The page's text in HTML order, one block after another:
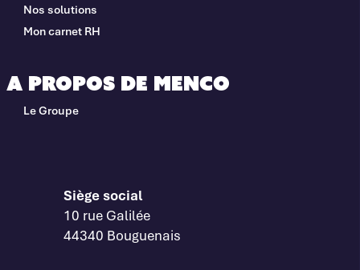
Nos solutions
Mon carnet RH
A propos de Menco
Le Groupe
Siège social
10 rue Galilée
44340 Bouguenais